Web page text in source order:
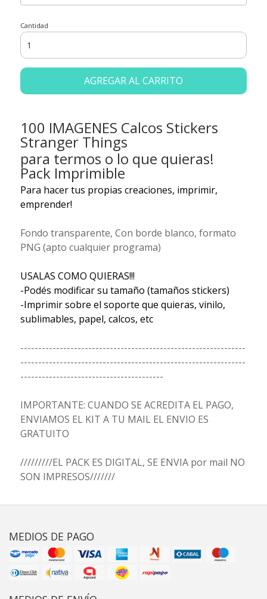
Cantidad
AGREGAR AL CARRITO
100 IMAGENES Calcos Stickers
Stranger Things
para termos o lo que quieras!
Pack Imprimible
Para hacer tus propias creaciones, imprimir,
emprender!
Fondo transparente, Con borde blanco, formato
PNG (apto cualquier programa)
USALAS COMO QUIERAS!!!
-Podés modificar su tamaño (tamaños stickers)
-Imprimir sobre el soporte que quieras, vinilo,
sublimables, papel, calcos, etc
---------------------------------------------------------------
---------------------------------------------------------------
----------------------------------------
IMPORTANTE: CUANDO SE ACREDITA EL PAGO,
ENVIAMOS EL KIT A TU MAIL EL ENVIO ES
GRATUITO
/////////EL PACK ES DIGITAL, SE ENVIA por mail NO
SON IMPRESOS///////
MEDIOS DE PAGO